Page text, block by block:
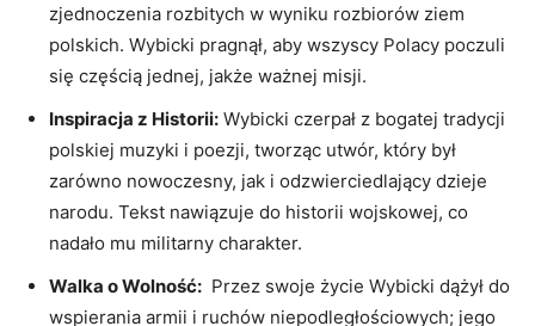
zjednoczenia rozbitych w ⁣wyniku rozbiorów⁢ ziem
polskich. Wybicki⁣ pragnął, aby wszyscy Polacy poczuli
się częścią jednej, jakże ważnej misji.
Inspiracja z Historii: ​Wybicki czerpał z bogatej tradycji
polskiej ​muzyki i poezji, tworząc utwór, który był
zarówno nowoczesny, jak i odzwierciedlający dzieje
narodu.‌ Tekst nawiązuje do historii wojskowej, co
nadało ⁢mu militarny charakter.
Walka o Wolność: ⁣ Przez swoje życie Wybicki dążył do
wspierania⁣ armii ​i ruchów​ niepodległościowych; jego